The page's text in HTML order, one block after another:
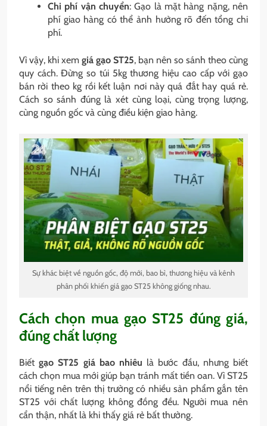
Chi phí vận chuyển: Gạo là mặt hàng nặng, nên
phí giao hàng có thể ảnh hưởng rõ đến tổng chi
phí.
Vì vậy, khi xem giá gạo ST25, bạn nên so sánh theo cùng
quy cách. Đừng so túi 5kg thương hiệu cao cấp với gạo
bán rời theo kg rồi kết luận nơi này quá đắt hay quá rẻ.
Cách so sánh đúng là xét cùng loại, cùng trọng lượng,
cùng nguồn gốc và cùng điều kiện giao hàng.
Sự khác biệt về nguồn gốc, độ mới, bao bì, thương hiệu và kênh
phân phối khiến giá gạo ST25 không giống nhau.
Cách chọn mua gạo ST25 đúng giá,
đúng chất lượng
Biếtgạo ST25 giá bao nhiêu là bước đầu, nhưng biết
cách chọn mua mới giúp bạn tránh mất tiền oan. Vì ST25
nổi tiếng nên trên thị trường có nhiều sản phẩm gắn tên
ST25 với chất lượng không đồng đều. Người mua nên
cẩn thận, nhất là khi thấy giá rẻ bất thường.